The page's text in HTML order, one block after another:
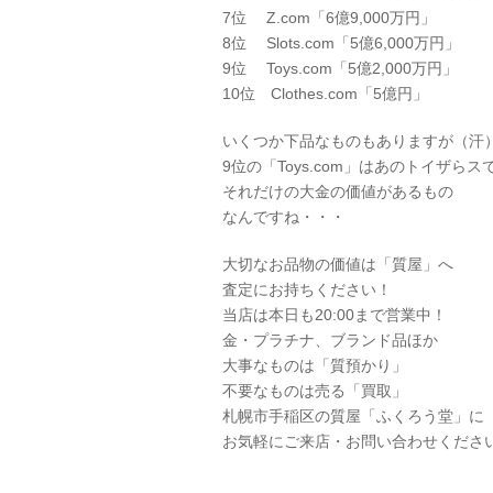
7位 Z.com「6億9,000万円」
8位 Slots.com「5億6,000万円」
9位 Toys.com「5億2,000万円」
10位 Clothes.com「5億円」
いくつか下品なものもありますが（汗）
9位の「Toys.com」はあのトイザらスで
それだけの大金の価値があるもの
なんですね・・・
大切なお品物の価値は「質屋」へ
査定にお持ちください！
当店は本日も20:00まで営業中！
金・プラチナ、ブランド品ほか
大事なものは「質預かり」
不要なものは売る「買取」
札幌市手稲区の質屋「ふくろう堂」に
お気軽にご来店・お問い合わせくださ